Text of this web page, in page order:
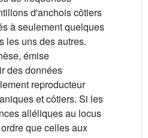
d'anchois côtiers
à seulement quelques
les uns des autres.
émise
des données
reproducteur
et côtiers. Si les
alléliques au locus
que celles aux